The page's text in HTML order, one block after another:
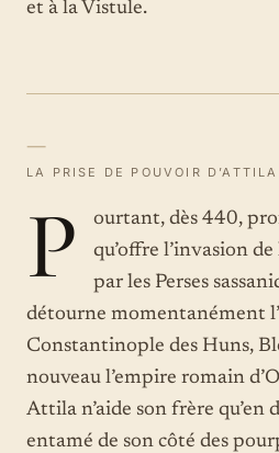
et à la Vistule.
—
LA PRISE DE POUVOIR D’ATTILA
P
ourtant, dès 440,
qu’offre l’invasion
par les Perses
détourne momentanément
Constantinople des Huns,
nouveau l’empire romain
Attila n’aide son frère qu’en
entamé de son côté des